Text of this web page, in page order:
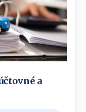
a